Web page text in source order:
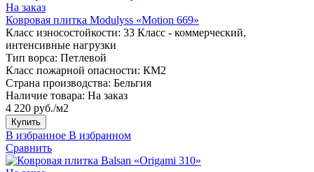
На заказ
Ковровая плитка Modulyss «Motion 669»
Класс износостойкости: 33 Класс - коммерческий,
интенсивные нагрузки
Тип ворса: Петлевой
Класс пожарной опасности: КМ2
Страна производства: Бельгия
Наличие товара: На заказ
4 220 руб./м2
Купить
В избранное В избранном
Сравнить